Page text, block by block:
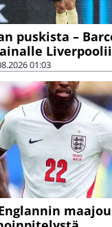
puskista –
01:03